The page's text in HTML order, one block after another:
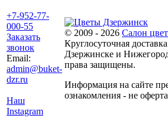
+7-952-77-
000-55
Заказать
звонок
Email:
admin@buket-
dzr.ru
Наш
Instagram
© 2009 - 2026 Салон
Круглосуточная
Дзержинске и
права защищены.
Информация на сайте
ознакомления - не